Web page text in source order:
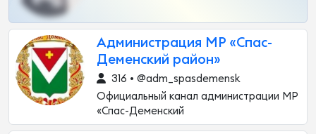
Администрация МР «Спас-
Деменский район»
316 • @adm_spasdemensk
Официальный канал администрации МР
«Спас-Деменский